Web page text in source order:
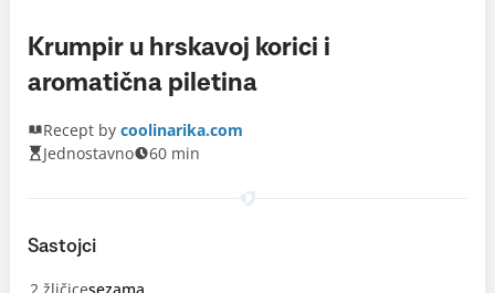
Krumpir u hrskavoj korici i
aromatična piletina
Recept by coolinarika.com
Jednostavno
60 min
Sastojci